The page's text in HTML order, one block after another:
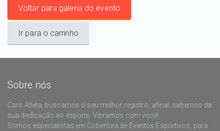
Voltar para galeria do evento
Ir para o carrinho
Sobre nós
Caro Atleta, buscamos o seu melhor registro, afinal, sabemos da
sua dedicação ao esporte. Vibramos com você!
Somos especialistas em Cobertura de Eventos Esportivos, para